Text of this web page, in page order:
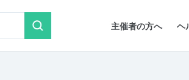
主催者の方へ ヘ